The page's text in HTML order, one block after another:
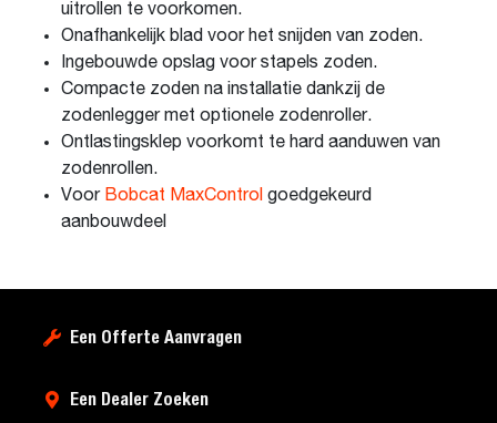
uitrollen te voorkomen.
Onafhankelijk blad voor het snijden van zoden.
Ingebouwde opslag voor stapels zoden.
Compacte zoden na installatie dankzij de
zodenlegger met optionele zodenroller.
Ontlastingsklep voorkomt te hard aanduwen van
zodenrollen.
Voor Bobcat MaxControl goedgekeurd
aanbouwdeel
Een Offerte Aanvragen
Een Dealer Zoeken